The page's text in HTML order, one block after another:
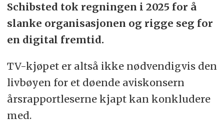
Schibsted tok regningen i 2025 for å
slanke organisasjonen og rigge seg for
en digital fremtid.
TV-kjøpet er altså ikke nødvendigvis den
livbøyen for et døende aviskonsern
årsrapportleserne kjapt kan konkludere
med.